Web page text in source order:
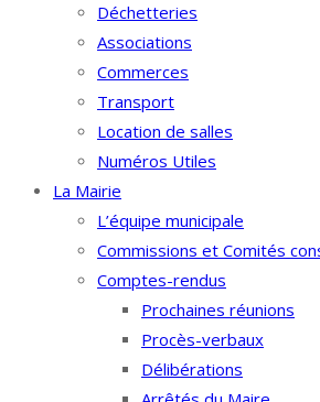
Déchetteries
Associations
Commerces
Transport
Location de salles
Numéros Utiles
La Mairie
L’équipe municipale
Commissions et Comités
Comptes-rendus
Prochaines réunions
Procès-verbaux
Délibérations